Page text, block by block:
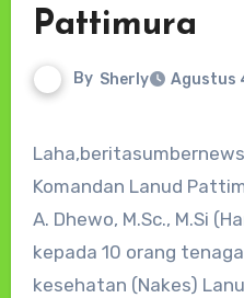
Pattimura
By Sherly Agustus
Komandan Lanud
A. Dhewo, M.Sc., M.Si
kepada 10 orang
kesehatan (Nakes)